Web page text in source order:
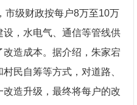
市级财政按每户8万至10万
，水电气、通信等管线供
造成本。据介绍，朱家宕
民自筹等方式，对道路、
造升级，最终将每户的改